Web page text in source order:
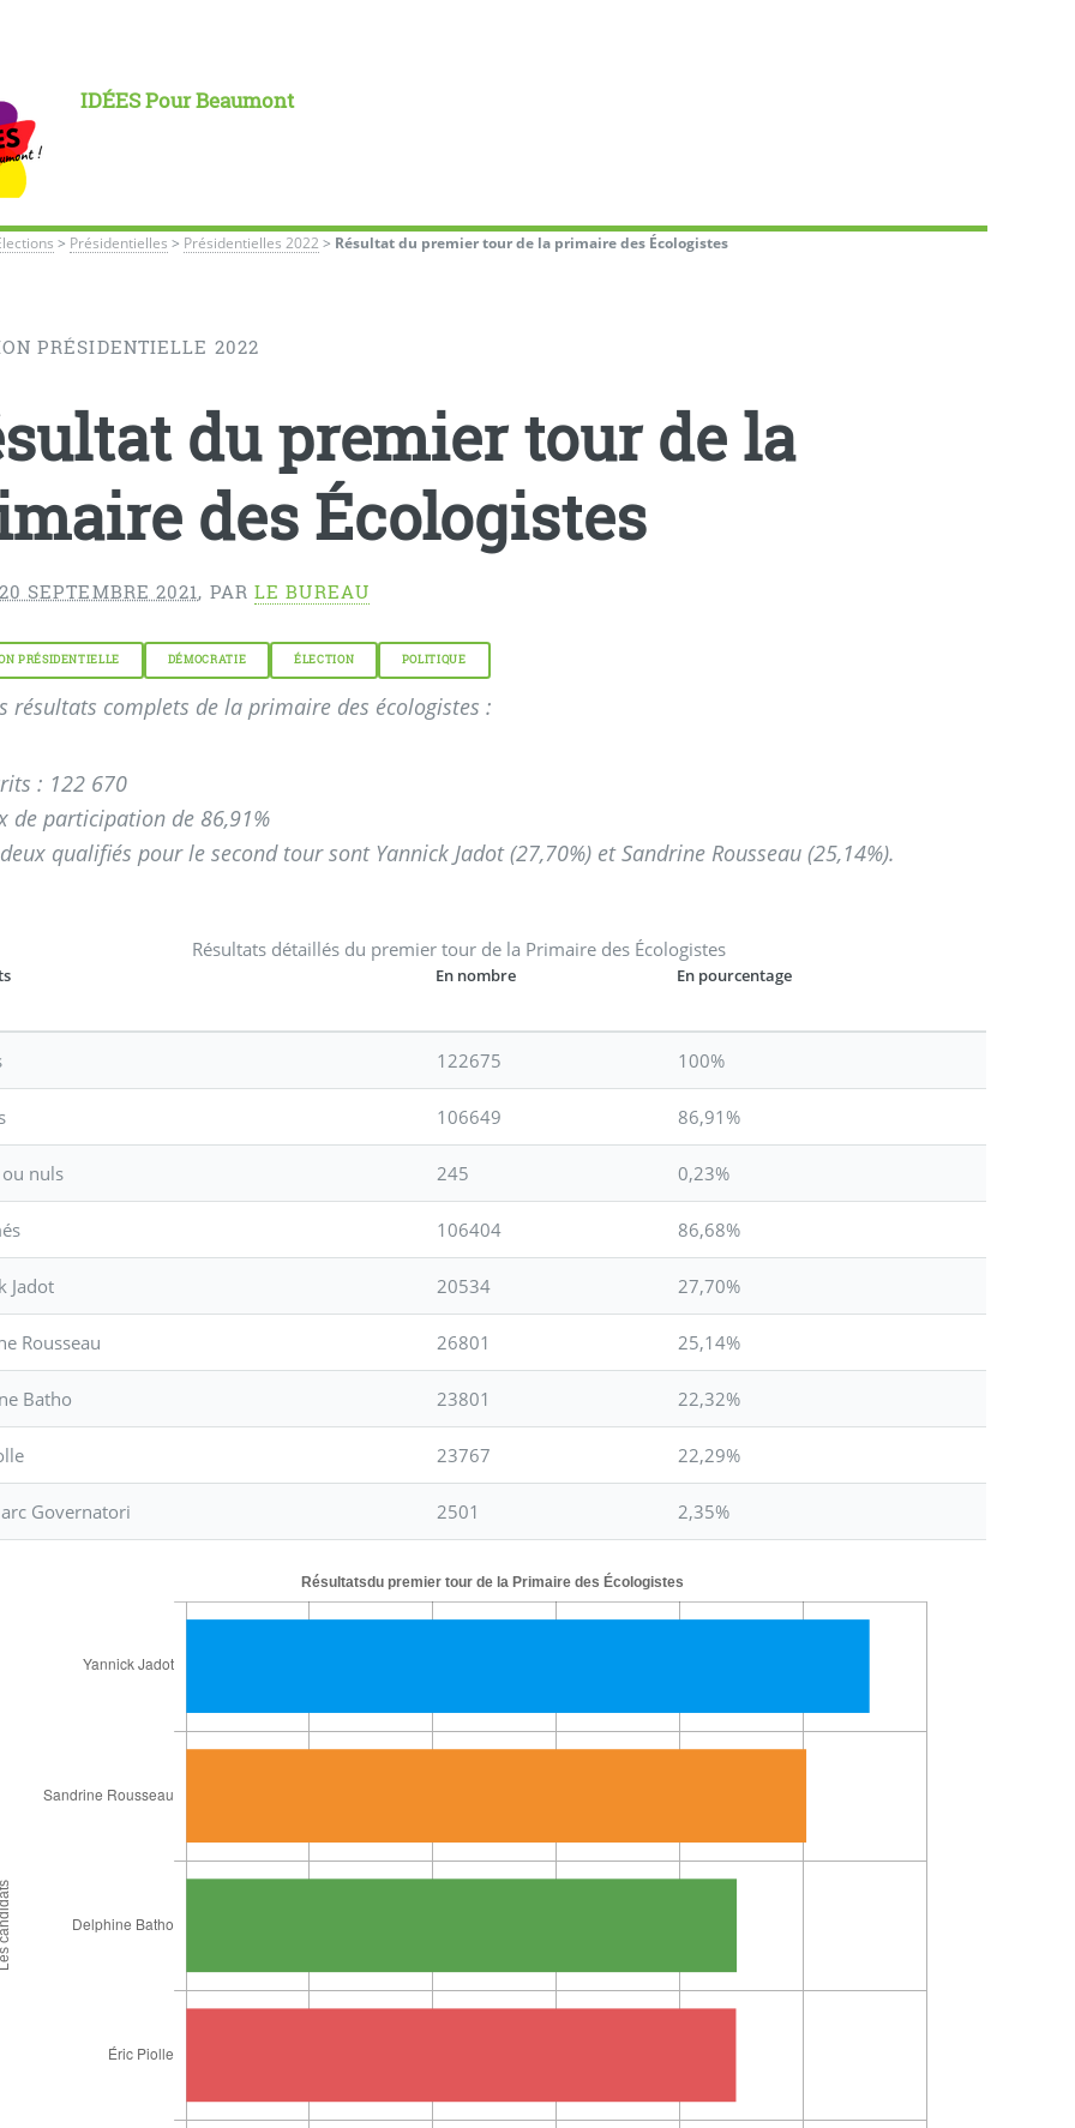
IDÉES Pour Beaumont
> Présidentielles > Présidentielles 2022 > Résultat du premier tour de la primaire des Écologistes
PRÉSIDENTIELLE 2022
du premier tour de la
des Écologistes
SEPTEMBRE 2021 , PARLE BUREAU
PRÉSIDENTIELLE DÉMOCRATIE ÉLECTION POLITIQUE
résultats complets de la primaire des écologistes :
: 122 670
de participation de 86,91%
qualifiés pour le second tour sont Yannick Jadot (27,70%) et Sandrine Rousseau (25,14%).
Résultats détaillés du premier tour de la Primaire des Écologistes
En nombre En pourcentage
122675 100%
106649 86,91%
nuls 245 0,23%
106404 86,68%
Jadot 20534 27,70%
Rousseau 26801 25,14%
Batho 23801 22,32%
23767 22,29%
Governatori 2501 2,35%
Résultatsdu premier tour de la Primaire des Écologistes